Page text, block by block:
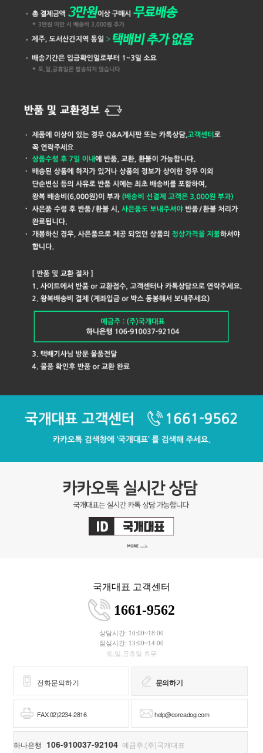
국개대표 고객센터
1661-9562
상담시간: 10:00~18:00
점심시간: 13:00~14:00
토,일,공휴일 휴무
전화문의하기 문의하기
FAX:02)2234-2816 help@coreadog.com
하나은행 106-910037-92104 예금주:(주)국개대표